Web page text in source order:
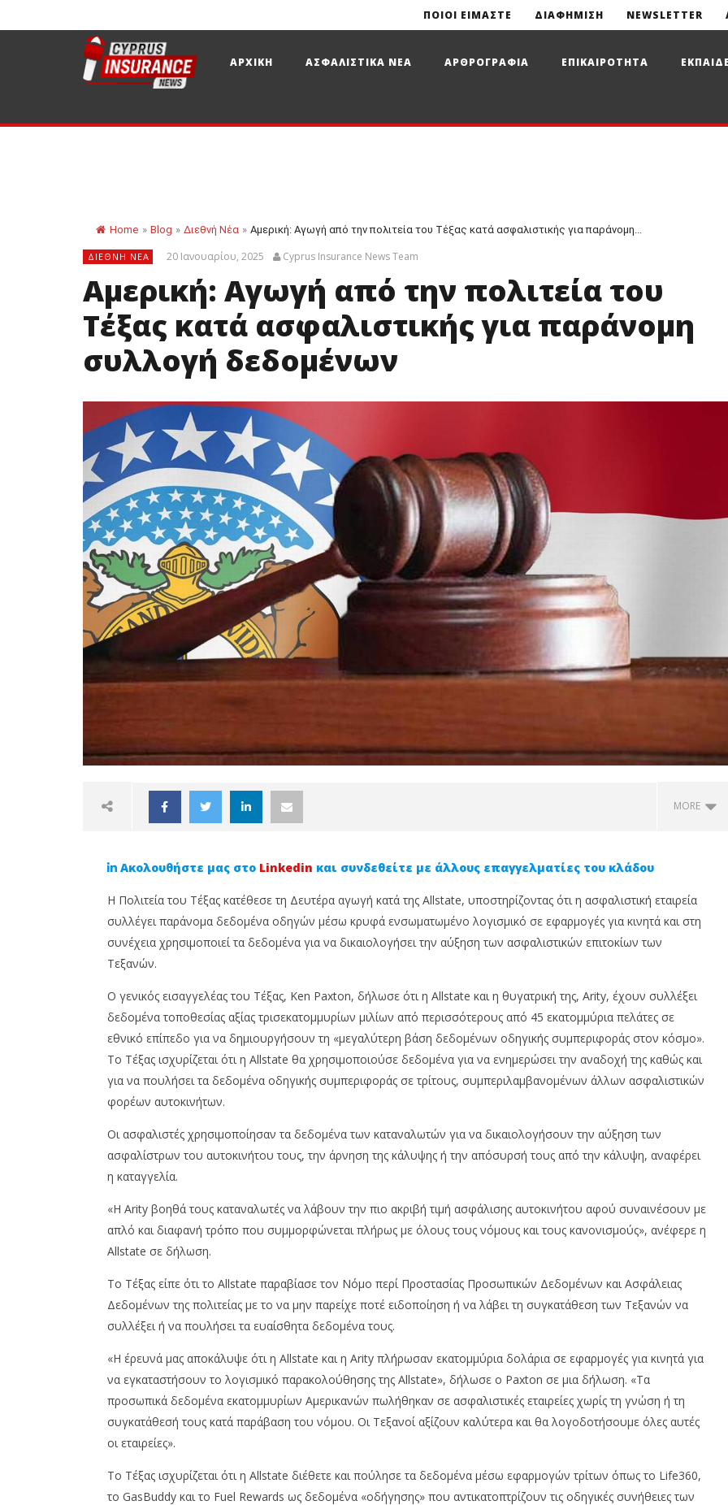
ΠΟΙΟΙ ΕΙΜΑΣΤΕ ΔΙΑΦΗΜΙΣΗ NEWSLETTER
ΑΡΧΙΚΗ ΑΣΦΑΛΙΣΤΙΚΑ ΝΕΑ ΑΡΘΡΟΓΡΑΦΙΑ ΕΠΙΚΑΙΡΟΤΗΤΑ
Home » Blog » Διεθνή Νέα » Αμερική: Αγωγή από την πολιτεία του Τέξας κατά ασφαλιστικής για παράνομη...
ΔΙΕΘΝΉ ΝΈΑ 20 Ιανουαρίου, 2025 Cyprus Insurance News Team
Αμερική: Αγωγή από την πολιτεία του
Τέξας κατά ασφαλιστικής για παράνομη
συλλογή δεδομένων
MORE
Αμερική: Αγωγή από την
πολιτεία του Τέξας κατά
ασφαλιστικής για παράνομη
συλλογή δεδομένων
Ιανουαρίου,
2025
Cyprus
News
Team
Ασφάλιση αυτοκινήτου: Οι
προαιρετικές καλύψεις που
αξίζει να γνωρίζετε
20
Ιανουαρίου,
2025
Cyprus
Team
Mega-fires: Οι καταστροφικές
πυρκαγιές «καίνε» και την
ευρωπαϊκή οικονομία – Ζημιές
άνω των 3 δισ. ευρώ
20
Ιανουαρίου,
News
Team
Ακολουθήστε μας στο Linkedin και συνδεθείτε με άλλους επαγγελματίες του κλάδου
Η Πολιτεία του Τέξας κατέθεσε τη Δευτέρα αγωγή κατά της Allstate, υποστηρίζοντας ότι η ασφαλιστική εταιρεία
συλλέγει παράνομα δεδομένα οδηγών μέσω κρυφά ενσωματωμένο λογισμικό σε εφαρμογές για κινητά και στη
συνέχεια χρησιμοποιεί τα δεδομένα για να δικαιολογήσει την αύξηση των ασφαλιστικών επιτοκίων των
Τεξανών.
Ο γενικός εισαγγελέας του Τέξας, Ken Paxton, δήλωσε ότι η Allstate και η θυγατρική της, Arity, έχουν συλλέξει
δεδομένα τοποθεσίας αξίας τρισεκατομμυρίων μιλίων από περισσότερους από 45 εκατομμύρια πελάτες σε
εθνικό επίπεδο για να δημιουργήσουν τη «μεγαλύτερη βάση δεδομένων οδηγικής συμπεριφοράς στον κόσμο».
Το Τέξας ισχυρίζεται ότι η Allstate θα χρησιμοποιούσε δεδομένα για να ενημερώσει την αναδοχή της καθώς και
για να πουλήσει τα δεδομένα οδηγικής συμπεριφοράς σε τρίτους, συμπεριλαμβανομένων άλλων ασφαλιστικών
φορέων αυτοκινήτων.
Οι ασφαλιστές χρησιμοποίησαν τα δεδομένα των καταναλωτών για να δικαιολογήσουν την αύξηση των
ασφαλίστρων του αυτοκινήτου τους, την άρνηση της κάλυψης ή την απόσυρσή τους από την κάλυψη, αναφέρει
η καταγγελία.
«Η Arity βοηθά τους καταναλωτές να λάβουν την πιο ακριβή τιμή ασφάλισης αυτοκινήτου αφού συναινέσουν με
απλό και διαφανή τρόπο που συμμορφώνεται πλήρως με όλους τους νόμους και τους κανονισμούς», ανέφερε η
Allstate σε δήλωση.
Το Τέξας είπε ότι το Allstate παραβίασε τον Νόμο περί Προστασίας Προσωπικών Δεδομένων και Ασφάλειας
Δεδομένων της πολιτείας με το να μην παρείχε ποτέ ειδοποίηση ή να λάβει τη συγκατάθεση των Τεξανών να
συλλέξει ή να πουλήσει τα ευαίσθητα δεδομένα τους.
«Η έρευνά μας αποκάλυψε ότι η Allstate και η Arity πλήρωσαν εκατομμύρια δολάρια σε εφαρμογές για κινητά για
να εγκαταστήσουν το λογισμικό παρακολούθησης της Allstate», δήλωσε ο Paxton σε μια δήλωση. «Τα
προσωπικά δεδομένα εκατομμυρίων Αμερικανών πωλήθηκαν σε ασφαλιστικές εταιρείες χωρίς τη γνώση ή τη
συγκατάθεσή τους κατά παράβαση του νόμου. Οι Τεξανοί αξίζουν καλύτερα και θα λογοδοτήσουμε όλες αυτές
οι εταιρείες».
Το Τέξας ισχυρίζεται ότι η Allstate διέθετε και πούλησε τα δεδομένα μέσω εφαρμογών τρίτων όπως το Life360,
το GasBuddy και το Fuel Rewards ως δεδομένα «οδήγησης» που αντικατοπτρίζουν τις οδηγικές συνήθειες των